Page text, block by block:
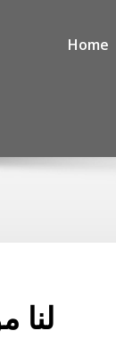
Home
لنا